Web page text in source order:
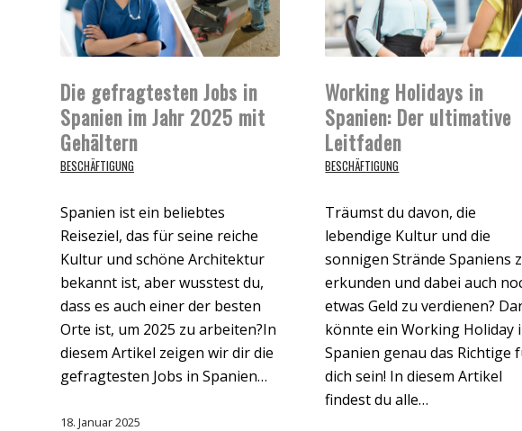
Die gefragtesten Jobs in
Spanien im Jahr 2025 mit
Gehältern
BESCHÄFTIGUNG
Spanien ist ein beliebtes
Reiseziel, das für seine reiche
Kultur und schöne Architektur
bekannt ist, aber wusstest du,
dass es auch einer der besten
Orte ist, um 2025 zu arbeiten?In
diesem Artikel zeigen wir dir die
gefragtesten Jobs in Spanien…
18. Januar 2025
Working Holidays in
Spanien: Der ultimative
Leitfaden
BESCHÄFTIGUNG
Träumst du davon, die
lebendige Kultur und die
sonnigen Strände Spaniens
erkunden und dabei auch
etwas Geld zu verdienen?
könnte ein Working Holiday
Spanien genau das Richtige
dich sein! In diesem Artikel
findest du alle…